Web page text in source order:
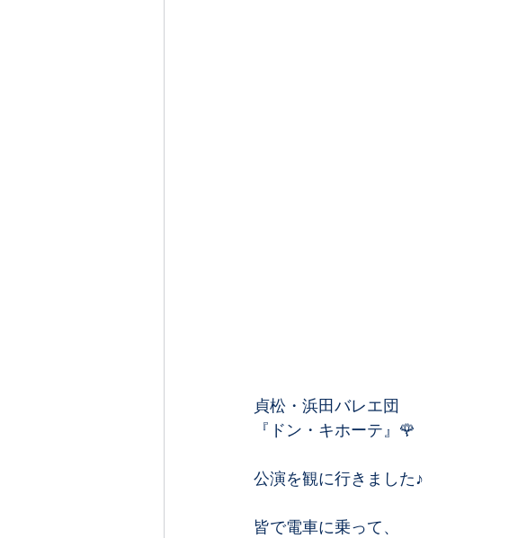
貞松・浜田バレエ団﻿
『ドン・キホーテ』🌹﻿
公演を観に行きました♪﻿
皆で電車に乗って、﻿